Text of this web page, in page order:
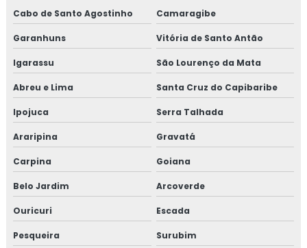
Cabo de Santo Agostinho Camaragibe
Garanhuns Vitória de Santo Antão
Igarassu São Lourenço da Mata
Abreu e Lima Santa Cruz do Capibaribe
Ipojuca Serra Talhada
Araripina Gravatá
Carpina Goiana
Belo Jardim Arcoverde
Ouricuri Escada
Pesqueira Surubim